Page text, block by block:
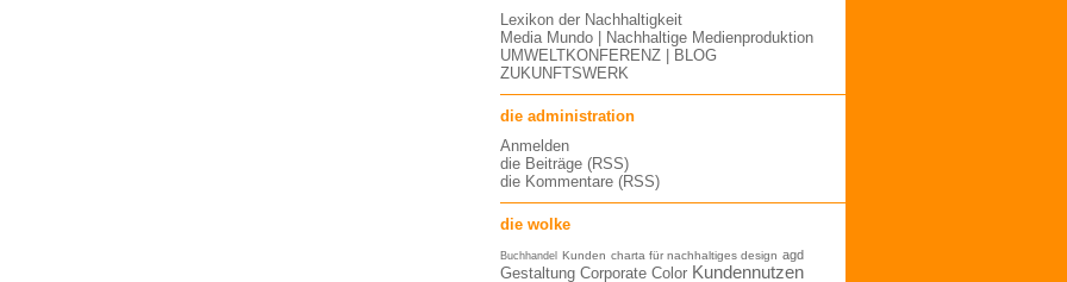
Lexikon der Nachhaltigkeit
Media Mundo | Nachhaltige Medienproduktion
UMWELTKONFERENZ | BLOG
ZUKUNFTSWERK
die administration
Anmelden
die Beiträge (RSS)
die Kommentare (RSS)
die wolke
Buchhandel Kunden charta für nachhaltiges design agd
Gestaltung Corporate Color Kundennutzen